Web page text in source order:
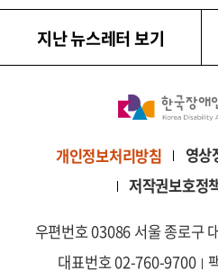
지난 뉴스레터 보기
개인정보처리방침
영상
저작권보호정
우편번호 03086 서울 종로구
대표번호 02-760-9700